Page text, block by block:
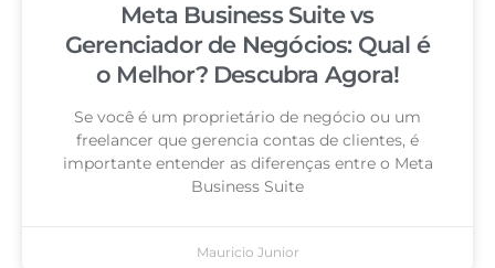
Meta Business Suite vs
Gerenciador de Negócios: Qual é
o Melhor? Descubra Agora!
Se você é um proprietário de negócio ou um
freelancer que gerencia contas de clientes, é
importante entender as diferenças entre o Meta
Business Suite
Mauricio Junior